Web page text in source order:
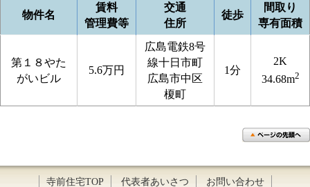
物件名
賃料
管理費等
交通
住所
徒歩
間取り
専有面積
第１８やた
がいビル
5.6万円
広島電鉄8号
線十日市町
広島市中区
榎町
1分
2K
34.68m2
寺前住宅TOP 代表者あいさつ お問い合わせ